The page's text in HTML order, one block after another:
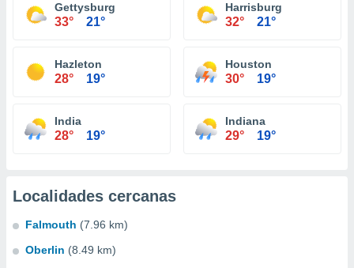
Gettysburg
33° 21°
Harrisburg
32° 21°
Hazleton
28° 19°
Houston
30° 19°
India
28° 19°
Indiana
29° 19°
Localidades cercanas
Falmouth (7.96 km)
Oberlin (8.49 km)